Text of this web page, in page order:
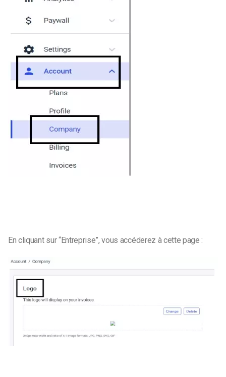
En cliquant sur “Entreprise”, vous accéderez à cette page :